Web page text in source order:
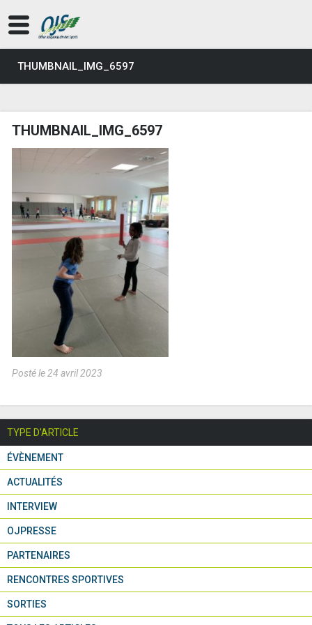
THUMBNAIL_IMG_6597
THUMBNAIL_IMG_6597
Posté le 24 avril 2023
TYPE D'ARTICLE
ÉVÈNEMENT
ACTUALITÉS
INTERVIEW
OJPRESSE
PARTENAIRES
RENCONTRES SPORTIVES
SORTIES